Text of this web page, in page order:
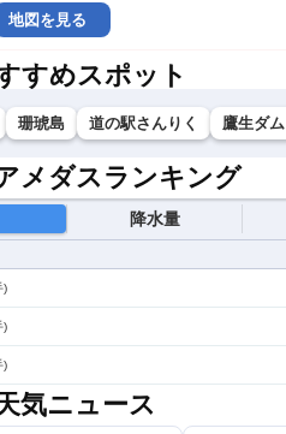
地図を見る
すめスポット
珊琥島 道の駅さんりく 鷹生ダム
メダスランキング
降水量
)
)
)
気ニュース